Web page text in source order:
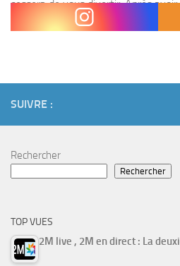
cessera de vous divertir. Après
son beau fils, El Hajja Fakhita
SUIVRE :
Rechercher
Rechercher
TOP VUES
2M live , 2M en direct : La